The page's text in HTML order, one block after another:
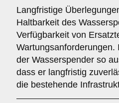
Langfristige
Haltbarkeit des
Verfügbarkeit von
Wartungsanforderungen.
der Wasserspender so
dass er langfristig
die bestehende